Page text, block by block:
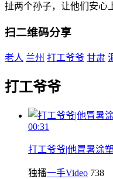
扯两个孙子，让他们安心
扫二维码分享
老人 兰州 打工爷爷 甘肃
打工爷爷
00:31
打工爷爷|他冒暑涂
独播一手Video 738